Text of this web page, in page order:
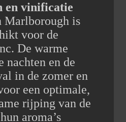
en vinificatie
Marlborough is
voor de
De warme
nachten en de
in de zomer en
een optimale,
rijping van de
aroma’s